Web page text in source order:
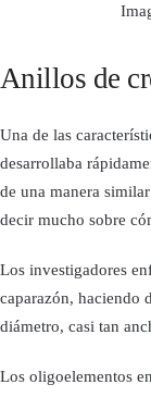
Anillos de
Una de las
desarrollaba
de una manera
decir mucho sobre
Los investigadores
caparazón, haciendo
diámetro, casi tan
Los oligoelementos